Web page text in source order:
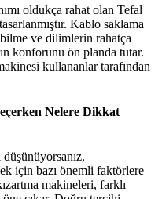
oldukça rahat olan Tefal
Kablo saklama
ve dilimlerin rahatça
konforunu ön planda tutar.
kullananlar tarafından
Nelere Dikkat
için bazı önemli faktörlere
makineleri, farklı